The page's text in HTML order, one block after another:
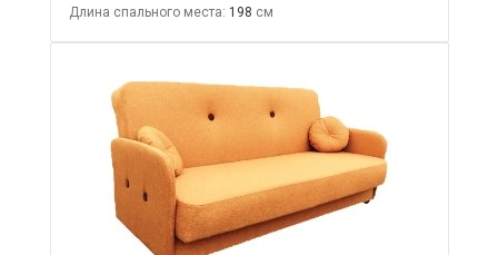
Длина спального места: 198